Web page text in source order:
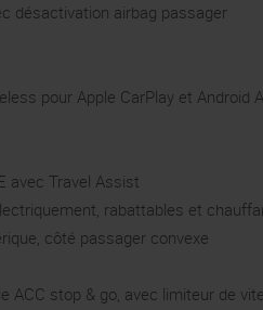
désactivation airbag passager
pour Apple CarPlay et Android
avec Travel Assist
rabattables et
côté passager convexe
ACC stop & go, avec limiteur de